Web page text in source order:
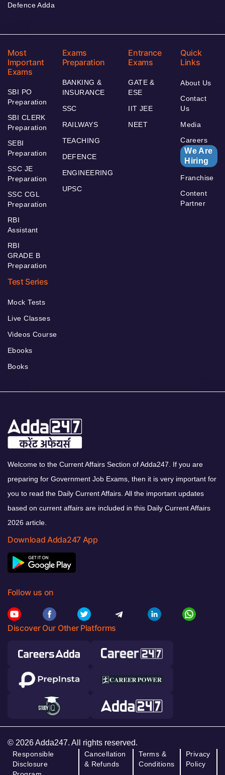
Defence Adda
Most
Important
Exams
SBI PO
Preparation
SBI CLERK
Preparation
SEBI
Preparation
SSC JE
Preparation
SSC CGL
Preparation
RBI
Assistant
RBI
GRADE B
Preparation
Exams
Preparation
BANKING &
INSURANCE
SSC
RAILWAYS
TEACHING
DEFENCE
ENGINEERING
UPSC
Entrance
Exams
GATE &
ESE
IIT JEE
NEET
Quick
Links
About Us
Contact
Us
Media
Careers
We Are
Hiring
Franchise
Content
Partner
Test Series
Mock Tests
Live Classes
Videos Course
Ebooks
Books
Welcome to the Current Affairs Section of Adda247. If you are
preparing for Government Job Exams, then it is very important for
you to read the Daily Current Affairs. All the important updates
based on current affairs are included in this Daily Current Affairs
2026 article.
Download Adda247 App
Follow us on
Discover Our Other Platforms
© 2026 Adda247. All rights reserved.
Responsible
Disclosure
Cancellation
& Refunds
Terms &
Conditions
Privacy
Policy